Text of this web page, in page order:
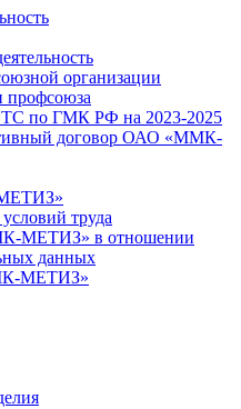
организации
профсоюза
по ГМК РФ на 2023-2025
договор ОАО «ММК-
труда
МЕТИЗ» в отношении
данных
МЕТИЗ»